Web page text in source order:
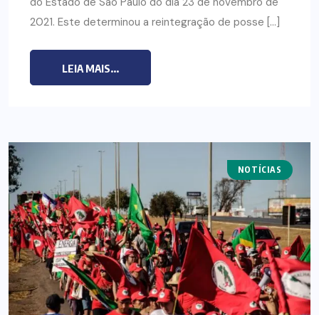
2021. Este determinou a reintegração de posse […]
LEIA MAIS...
NOTÍCIAS